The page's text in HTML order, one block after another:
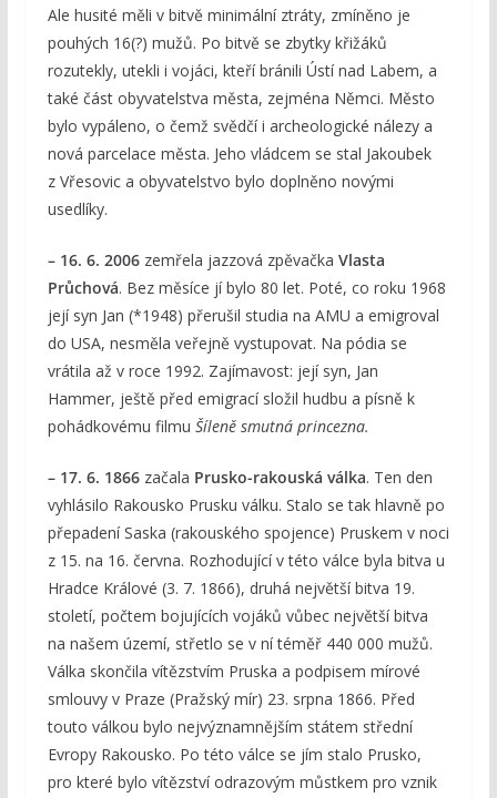
Ale husité měli v bitvě minimální ztráty, zmíněno je
pouhých 16(?) mužů. Po bitvě se zbytky křižáků
rozutekly, utekli i vojáci, kteří bránili Ústí nad Labem, a
také část obyvatelstva města, zejména Němci. Město
bylo vypáleno, o čemž svědčí i archeologické nálezy a
nová parcelace města. Jeho vládcem se stal Jakoubek
z Vřesovic a obyvatelstvo bylo doplněno novými
usedlíky.
– 16. 6. 2006zemřela jazzová zpěvačka Vlasta
Průchová. Bez měsíce jí bylo 80 let. Poté, co roku 1968
její syn Jan (*1948) přerušil studia na AMU a emigroval
do USA, nesměla veřejně vystupovat. Na pódia se
vrátila až v roce 1992. Zajímavost: její syn, Jan
Hammer, ještě před emigrací složil hudbu a písně k
pohádkovému filmu Šíleně smutná princezna.
– 17. 6. 1866začala Prusko-rakouská válka. Ten den
vyhlásilo Rakousko Prusku válku. Stalo se tak hlavně po
přepadení Saska (rakouského spojence) Pruskem v noci
z 15. na 16. června. Rozhodující v této válce byla bitva u
Hradce Králové (3. 7. 1866), druhá největší bitva 19.
století, počtem bojujících vojáků vůbec největší bitva
na našem území, střetlo se v ní téměř 440 000 mužů.
Válka skončila vítězstvím Pruska a podpisem mírové
smlouvy v Praze (Pražský mír) 23. srpna 1866. Před
touto válkou bylo nejvýznamnějším státem střední
Evropy Rakousko. Po této válce se jím stalo Prusko,
pro které bylo vítězství odrazovým můstkem pro vznik